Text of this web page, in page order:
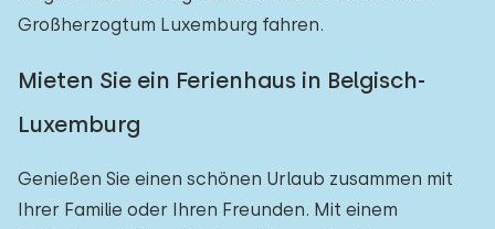
Großherzogtum Luxemburg fahren.
Mieten Sie ein Ferienhaus in Belgisch-
Luxemburg
Genießen Sie einen schönen Urlaub zusammen mit
Ihrer Familie oder Ihren Freunden. Mit einem